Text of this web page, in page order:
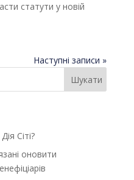
статути у новій
Наступні записи »
Сіті?
оновити